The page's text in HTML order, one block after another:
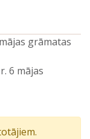
grāmatas
6 mājas